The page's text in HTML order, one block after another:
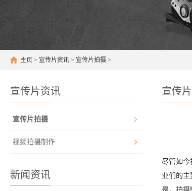
主页 > 宣传片资讯 > 宣传片拍摄 >
宣传片资讯
宣传片拍摄
视频拍摄制作
新闻资讯
宣传
尽管如今
业们的